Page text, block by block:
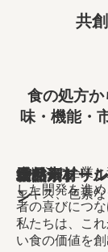
共
食の処方か
味・機能・
天然素材
エキス、色素
香料
増粘剤
糖アルコール
食品素材
ニュートリ
ン
これらの企業
した開発を進
者の喜びにつ
私たちは、こ
い食の価値を創